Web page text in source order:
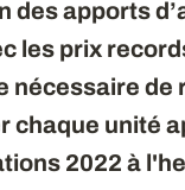
des apports
les prix
nécessaire
chaque unité
2022 à